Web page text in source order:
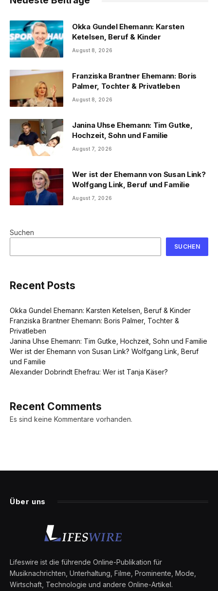
Okka Gundel Ehemann: Karsten
Ketelsen, Beruf & Kinder
August 8, 2026
Franziska Brantner Ehemann: Boris
Palmer, Tochter & Privatleben
August 8, 2026
Janina Uhse Ehemann: Tim Gutke,
Hochzeit, Sohn und Familie
August 7, 2026
Wer ist der Ehemann von Susan Link?
Wolfgang Link, Beruf und Familie
August 7, 2026
Suchen
SUCHEN
Recent Posts
Okka Gundel Ehemann: Karsten Ketelsen, Beruf & Kinder
Franziska Brantner Ehemann: Boris Palmer, Tochter &
Privatleben
Janina Uhse Ehemann: Tim Gutke, Hochzeit, Sohn und Familie
Wer ist der Ehemann von Susan Link? Wolfgang Link, Beruf
und Familie
Alexander Dobrindt Ehefrau: Wer ist Tanja Käser?
Recent Comments
Es sind keine Kommentare vorhanden.
Über uns
Lifeswire ist die führende Online-Publikation für
Musiknachrichten, Unterhaltung, Filme, Prominente, Mode,
Wirtschaft, Technologie und andere Online-Artikel.